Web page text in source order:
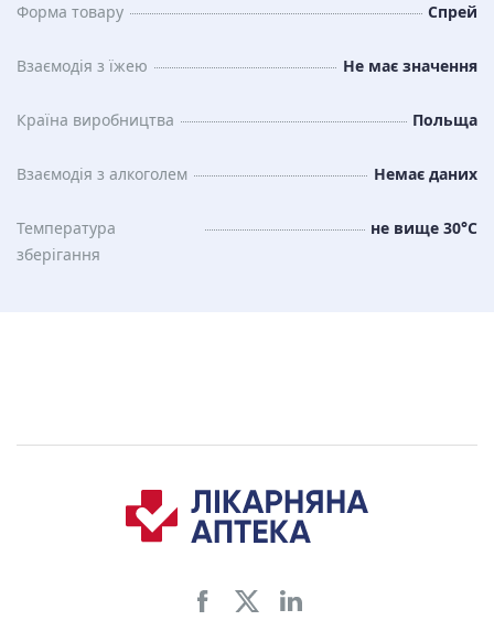
Форма товару Спрей
Взаємодія з їжею Не має значення
Країна виробництва Польща
Взаємодія з алкоголем Немає даних
Температура
зберiгання
не вище 30°C